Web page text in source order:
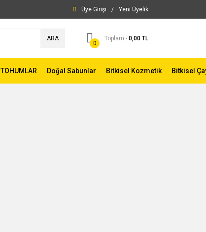
Üye Girişi / Yeni Üyelik
ARA
0
Toplam - 0,00 TL
TOHUMLAR Doğal Sabunlar Bitkisel Kozmetik Bitkisel